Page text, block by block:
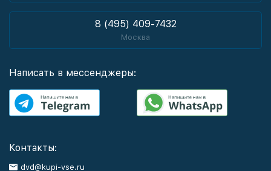
8 (495) 409-7432
Москва
Написать в мессенджеры:
Контакты:
dvd@kupi-vse.ru